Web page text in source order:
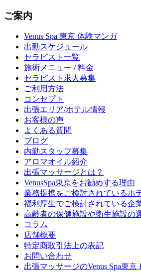
ご案内
Venus Spa 東京 体験マンガ
出勤スケジュール
セラピスト一覧
施術メニュー / 料金
セラピスト求人募集
ご利用方法
コンセプト
出張エリア/ホテル情報
お客様の声
よくある質問
ブログ
内勤スタッフ募集
アロマオイル紹介
出張マッサージとは？
VenusSpa東京をお勧めする理由
業務提携をご検討されているホ
福利厚生でご検討されている企
高齢者の保健施設や衛生施設の
コラム
店舗概要
特定商取引法上の表記
お問い合わせ
出張マッサージのVenus Spa東京